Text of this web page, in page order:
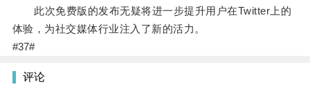
此次免费版的发布无疑将进一步提升用户在Twitter上的
体验，为社交媒体行业注入了新的活力。
#37#
评论